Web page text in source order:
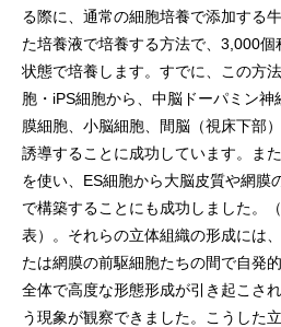
る際に、通常の細胞培養で添加する
た培養液で培養する方法で、3,000
状態で培養します。すでに、この方
胞・iPS細胞から、中脳ドーパミン
膜細胞、小脳細胞、間脳（視床下部
誘導することに成功しています。ま
を使い、ES細胞から大脳皮質や網膜
で構築することにも成功しました。
表）。それらの立体組織の形成には
たは網膜の前駆細胞たちの間で自発
全体で高度な形態形成が引き起こさ
う現象が観察できました。こうした